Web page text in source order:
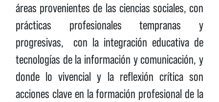
áreas provenientes de las ciencias sociales, con
prácticas profesionales tempranas y
progresivas, con la integración educativa de
tecnologías de la información y comunicación, y
donde lo vivencial y la reflexión crítica son
acciones clave en la formación profesional de la